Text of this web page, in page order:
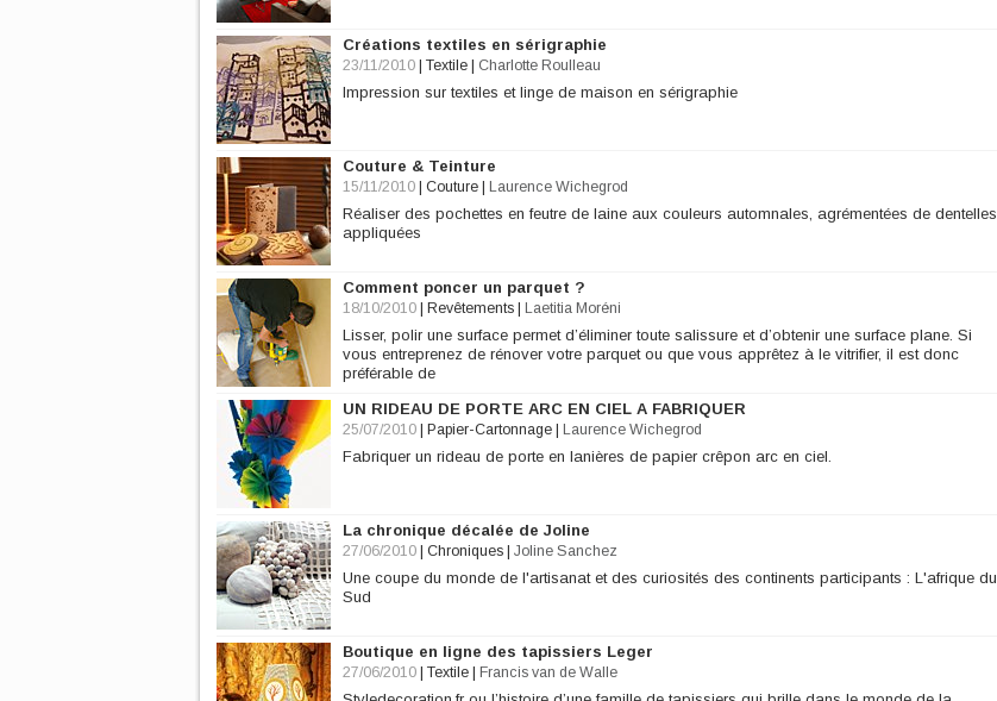
Créations textiles en sérigraphie
23/11/2010 Textile Charlotte Roulleau
Impression sur textiles et linge de maison en sérigraphie
Couture & Teinture
15/11/2010 Couture Laurence Wichegrod
Réaliser des pochettes en feutre de laine aux couleurs automnales, agrémentées de dentelles
appliquées
Comment poncer un parquet ?
18/10/2010 Revêtements Laetitia Moréni
Lisser, polir une surface permet d’éliminer toute salissure et d’obtenir une surface plane. Si
vous entreprenez de rénover votre parquet ou que vous apprêtez à le vitrifier, il est donc
préférable de
UN RIDEAU DE PORTE ARC EN CIEL A FABRIQUER
25/07/2010 Papier-Cartonnage Laurence Wichegrod
Fabriquer un rideau de porte en lanières de papier crêpon arc en ciel.
La chronique décalée de Joline
27/06/2010 Chroniques Joline Sanchez
Une coupe du monde de l'artisanat et des curiosités des continents participants : L'afrique du
Sud
Boutique en ligne des tapissiers Leger
27/06/2010 Textile Francis van de Walle